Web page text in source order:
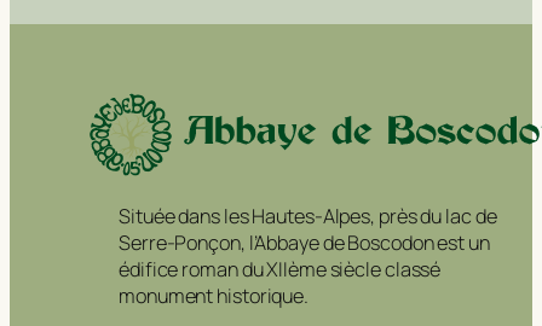
Située dans les Hautes-Alpes, près du lac de
Serre-Ponçon, l’Abbaye de Boscodon est un
édifice roman du XIIème siècle classé
monument historique.